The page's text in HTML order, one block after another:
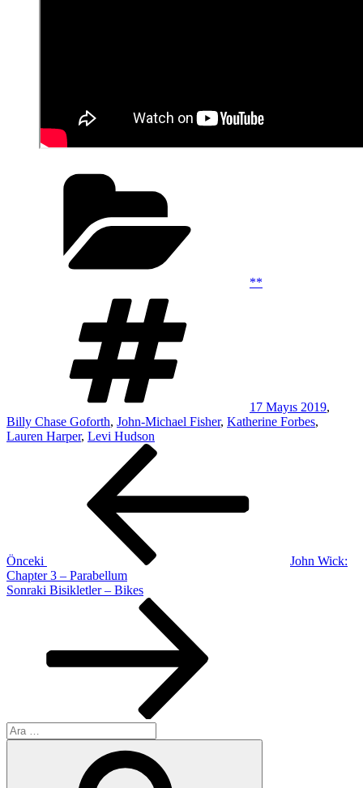
**
17 Mayıs 2019,
Billy Chase Goforth, John-Michael Fisher, Katherine Forbes,
Lauren Harper, Levi Hudson
Önceki
John Wick:
Chapter 3 – Parabellum
Sonraki
Sonraki Bisikletler – Bikes
Ara: